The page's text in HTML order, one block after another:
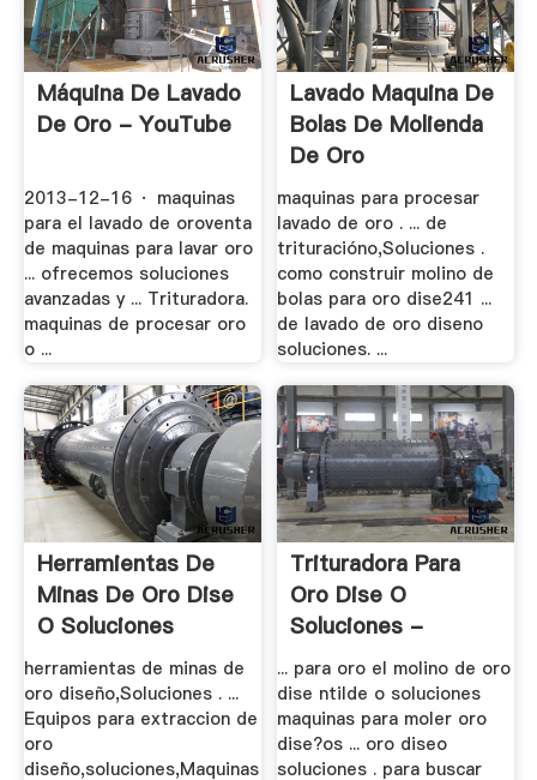
Máquina De Lavado
De Oro - YouTube
2013-12-16 · maquinas
para el lavado de oroventa
de maquinas para lavar oro
... ofrecemos soluciones
avanzadas y ... Trituradora.
maquinas de procesar oro
o ...
Lavado Maquina De
Bolas De Molienda
De Oro
maquinas para procesar
lavado de oro . ... de
trituracióno,Soluciones .
como construir molino de
bolas para oro dise241 ...
de lavado de oro diseno
soluciones. ...
Herramientas De
Minas De Oro Dise
O Soluciones
herramientas de minas de
oro diseño,Soluciones . ...
Equipos para extraccion de
oro
diseño,soluciones,Maquinas
Trituradora Para
Oro Dise O
Soluciones -
Nimitmatr
... para oro el molino de oro
dise ntilde o soluciones
maquinas para moler oro
dise?os ... oro diseo
soluciones . para buscar